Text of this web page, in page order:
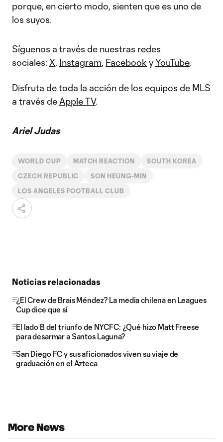
porque, en cierto modo, sienten que es uno de
los suyos.
Síguenos a través de nuestras redes
sociales: X, Instagram, Facebook yYouTube.
Disfruta de toda la acción de los equipos de MLS
a través de Apple TV.
Ariel Judas
WORLD CUP MATCH REACTION SOUTH KOREA
CZECH REPUBLIC SON HEUNG-MIN
LOS ANGELES FOOTBALL CLUB
Noticias relacionadas
¿El Crew de Brais Méndez? La media chilena en Leagues
Cup dice que sí
El lado B del triunfo de NYCFC: ¿Qué hizo Matt Freese
para desarmar a Santos Laguna?
San Diego FC y sus aficionados viven su viaje de
graduación en el Azteca
More News